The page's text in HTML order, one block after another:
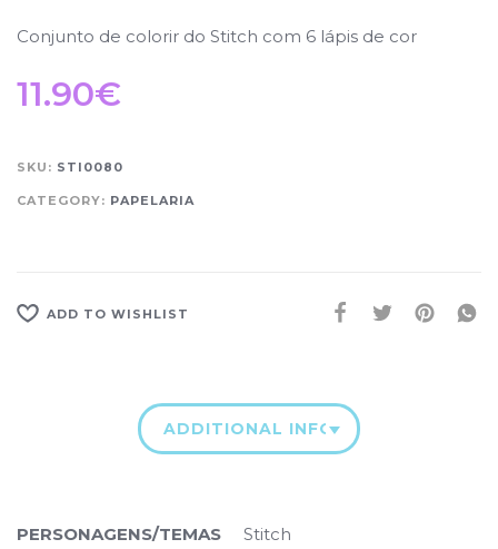
Conjunto de colorir do Stitch com 6 lápis de cor
11.90€
SKU: STI0080
CATEGORY: PAPELARIA
ADD TO WISHLIST
ADDITIONAL INFORMATION
PERSONAGENS/TEMAS Stitch